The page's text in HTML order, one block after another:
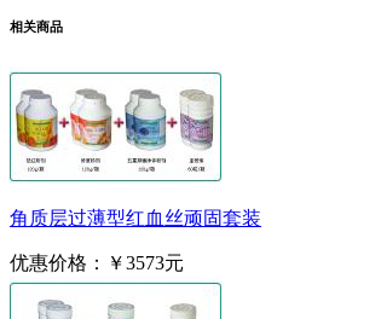
相关商品
角质层过薄型红血丝顽固套装
优惠价格： ￥3573元